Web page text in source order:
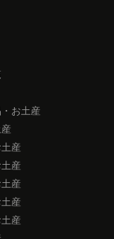
お土産
産
産
産
産
産